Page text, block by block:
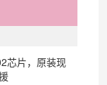
芯片，原装现